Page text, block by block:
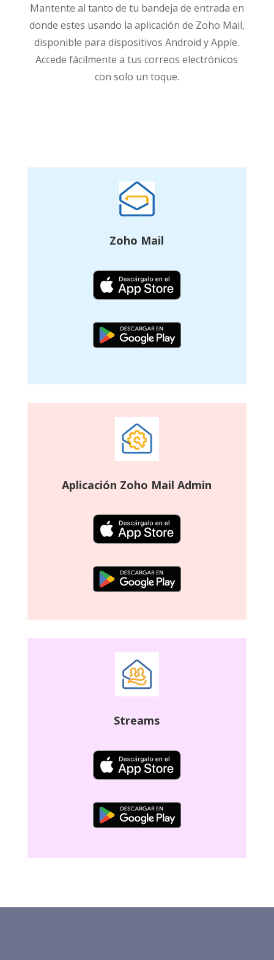
Mantente al tanto de tu bandeja de entrada en
donde estes usando la aplicación de Zoho Mail,
disponible para dispositivos Android y Apple.
Accede fácilmente a tus correos electrónicos
con solo un toque.
Zoho Mail
Aplicación Zoho Mail Admin
Streams